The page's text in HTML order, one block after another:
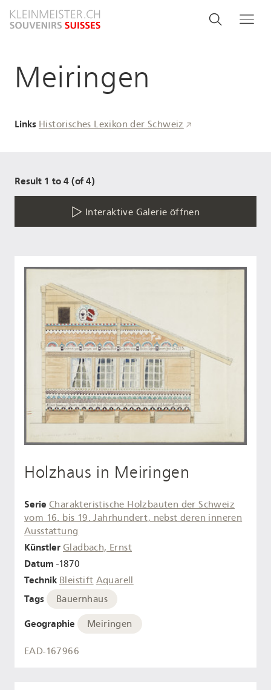
zum
Search
Suche
Meiringen
Links Historisches Lexikon der Schweiz
Result 1 to 4 (of 4)
Interaktive Galerie öffnen
Holzhaus in Meiringen
Serie Charakteristische Holzbauten der Schweiz
vom 16. bis 19. Jahrhundert, nebst deren inneren
Ausstattung
Künstler Gladbach, Ernst
Datum -1870
Technik Bleistift Aquarell
Tags Bauernhaus
Geographie Meiringen
EAD-167966